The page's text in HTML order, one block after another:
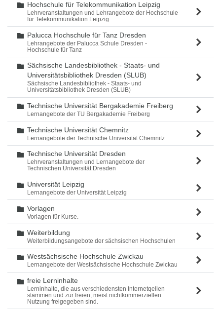
Ordner
Hochschule für Telekommunikation Leipzig
Lehrveranstaltungen und Lehrangebote der Hochschule
für Telekommunikation Leipzig
Ordner
Palucca Hochschule für Tanz Dresden
Lehrangebote der Palucca Schule Dresden -
Hochschule für Tanz
Ordner
Sächsische Landesbibliothek - Staats- und
Universitätsbibliothek Dresden (SLUB)
Sächsische Landesbibliothek - Staats- und
Universitätsbibliothek Dresden (SLUB)
Ordner
Technische Universität Bergakademie Freiberg
Lernangebote der TU Bergakademie Freiberg
Ordner
Technische Universität Chemnitz
Lernangebote der Technische Universität Chemnitz
Ordner
Technische Universität Dresden
Lehrveranstaltungen und Lernangebote der
Technischen Universität Dresden
Ordner
Universität Leipzig
Lernangebote der Universität Leipzig
Ordner
Vorlagen
Vorlagen für Kurse.
Ordner
Weiterbildung
Weiterbildungsangebote der sächsischen Hochschulen
Ordner
Westsächsische Hochschule Zwickau
Lernangebote der Westsächsische Hochschule Zwickau
Ordner
freie Lerninhalte
Lerninhalte, die aus verschiedensten Internetqellen
stammen und zur freien, meist nichtkommerziellen
Nutzung freigegeben sind.